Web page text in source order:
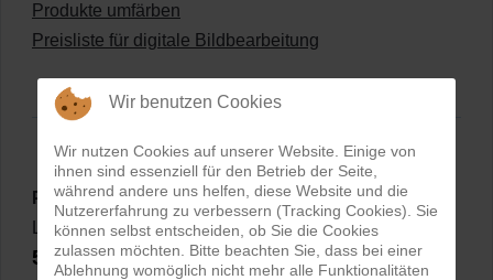
Produkte umfärben
Preisliste für digitale Bildbearbeitung
PRO-ducto GmbH, Fotografie und Bildbearbeitung in
Lichtenau
5,0⭐⭐⭐⭐⭐bei144 Google-Rezensionen (Stand
Wir benutzen Cookies
Wir nutzen Cookies auf unserer Website. Einige von
ihnen sind essenziell für den Betrieb der Seite,
während andere uns helfen, diese Website und die
Nutzererfahrung zu verbessern (Tracking Cookies). Sie
können selbst entscheiden, ob Sie die Cookies
zulassen möchten. Bitte beachten Sie, dass bei einer
Ablehnung womöglich nicht mehr alle Funktionalitäten